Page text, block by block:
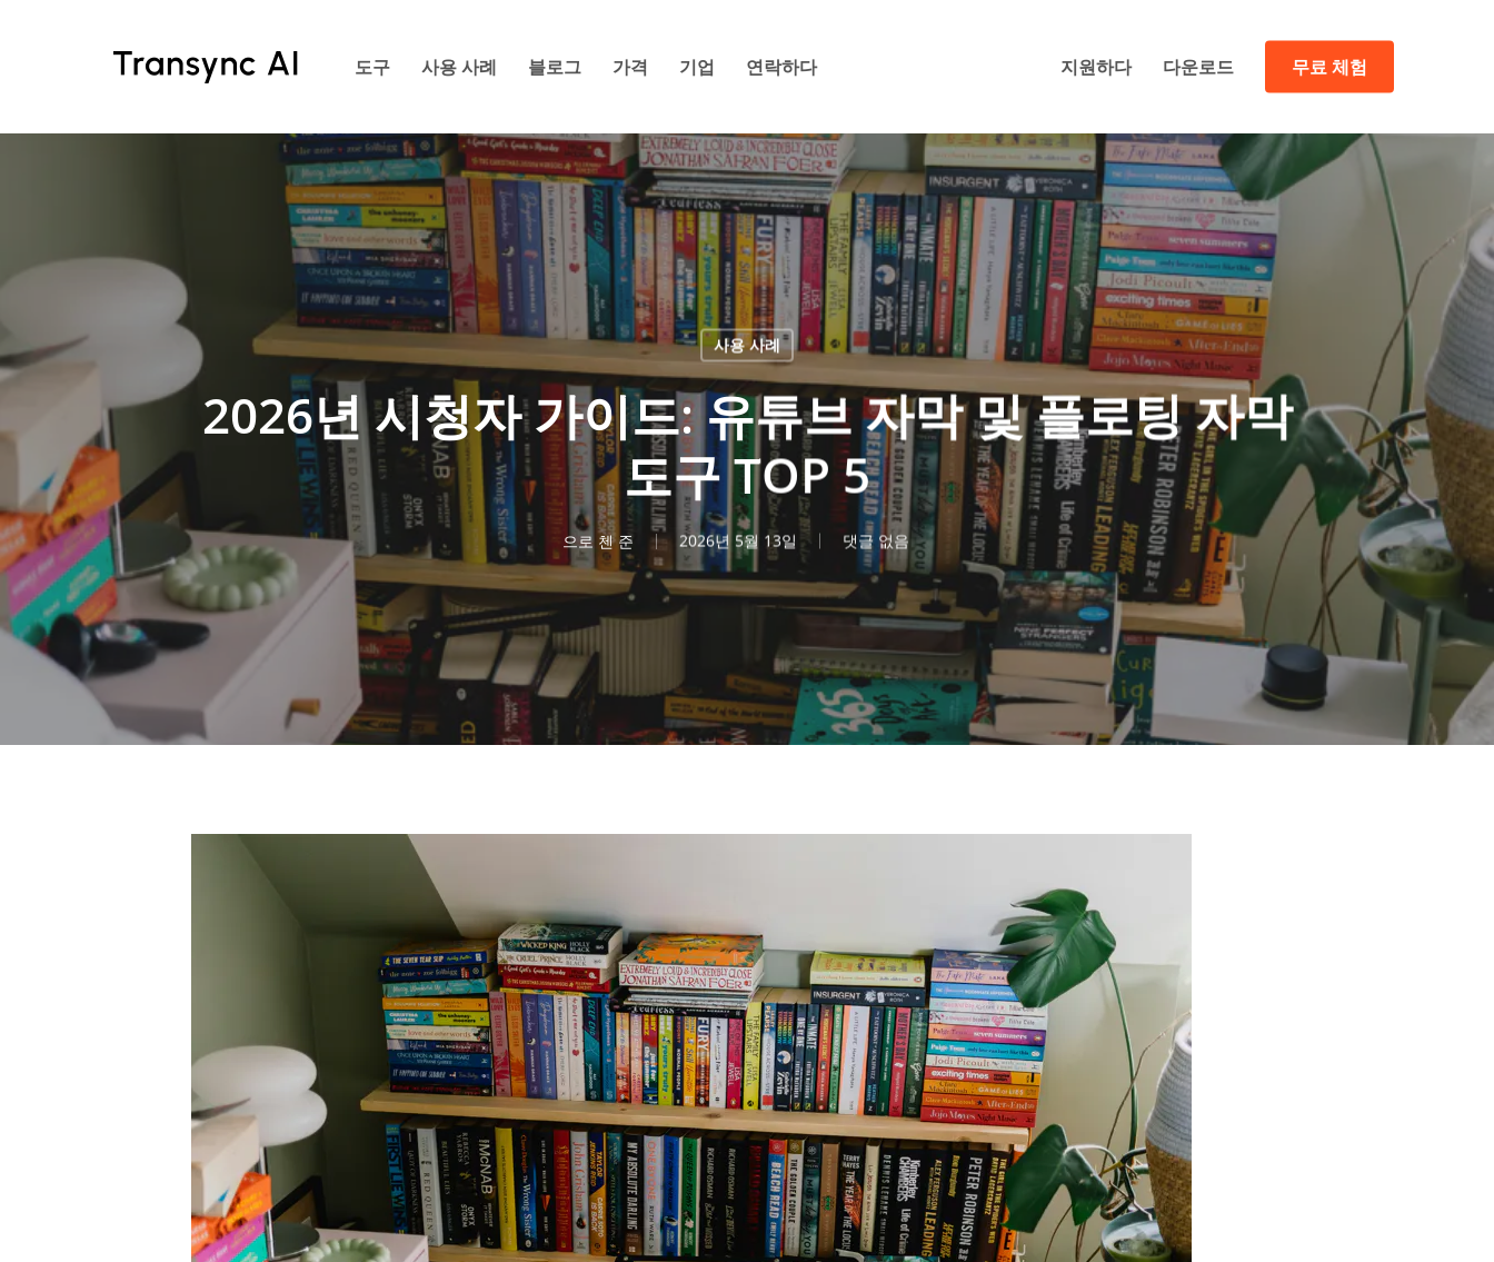
츠
도구 사용 사례 블로그 가격 기업 연락하다 지원하다 다운로드 무료 체험
사용 사례
2026년 시청자 가이드: 유튜브 자막 및 플로팅 자막
도구 TOP 5
으로 첸 준 2026년 5월 13일 댓글 없음